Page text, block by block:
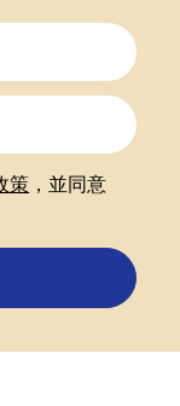
策 ，並同意